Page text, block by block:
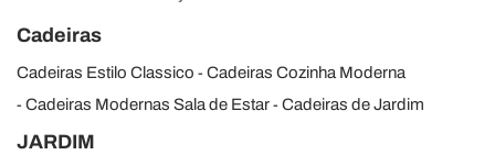
Cadeiras
Cadeiras Estilo Classico
Cadeiras Cozinha Moderna
Cadeiras Modernas Sala de Estar
Cadeiras de Jardim
JARDIM